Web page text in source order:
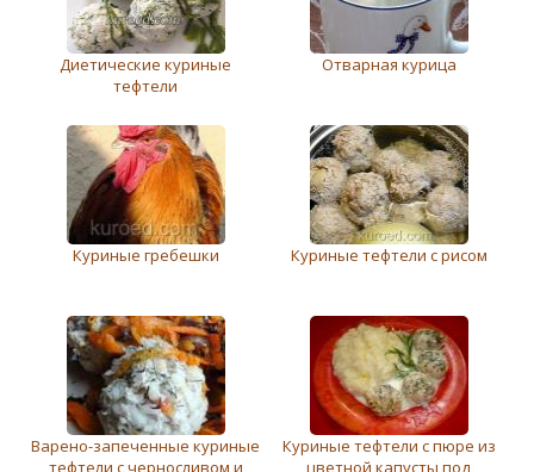
Диетические куриные
тефтели
Отварная курица
Куриные гребешки Куриные тефтели с рисом
Варено-запеченные куриные
тефтели с черносливом и
Куриные тефтели с пюре из
цветной капусты под